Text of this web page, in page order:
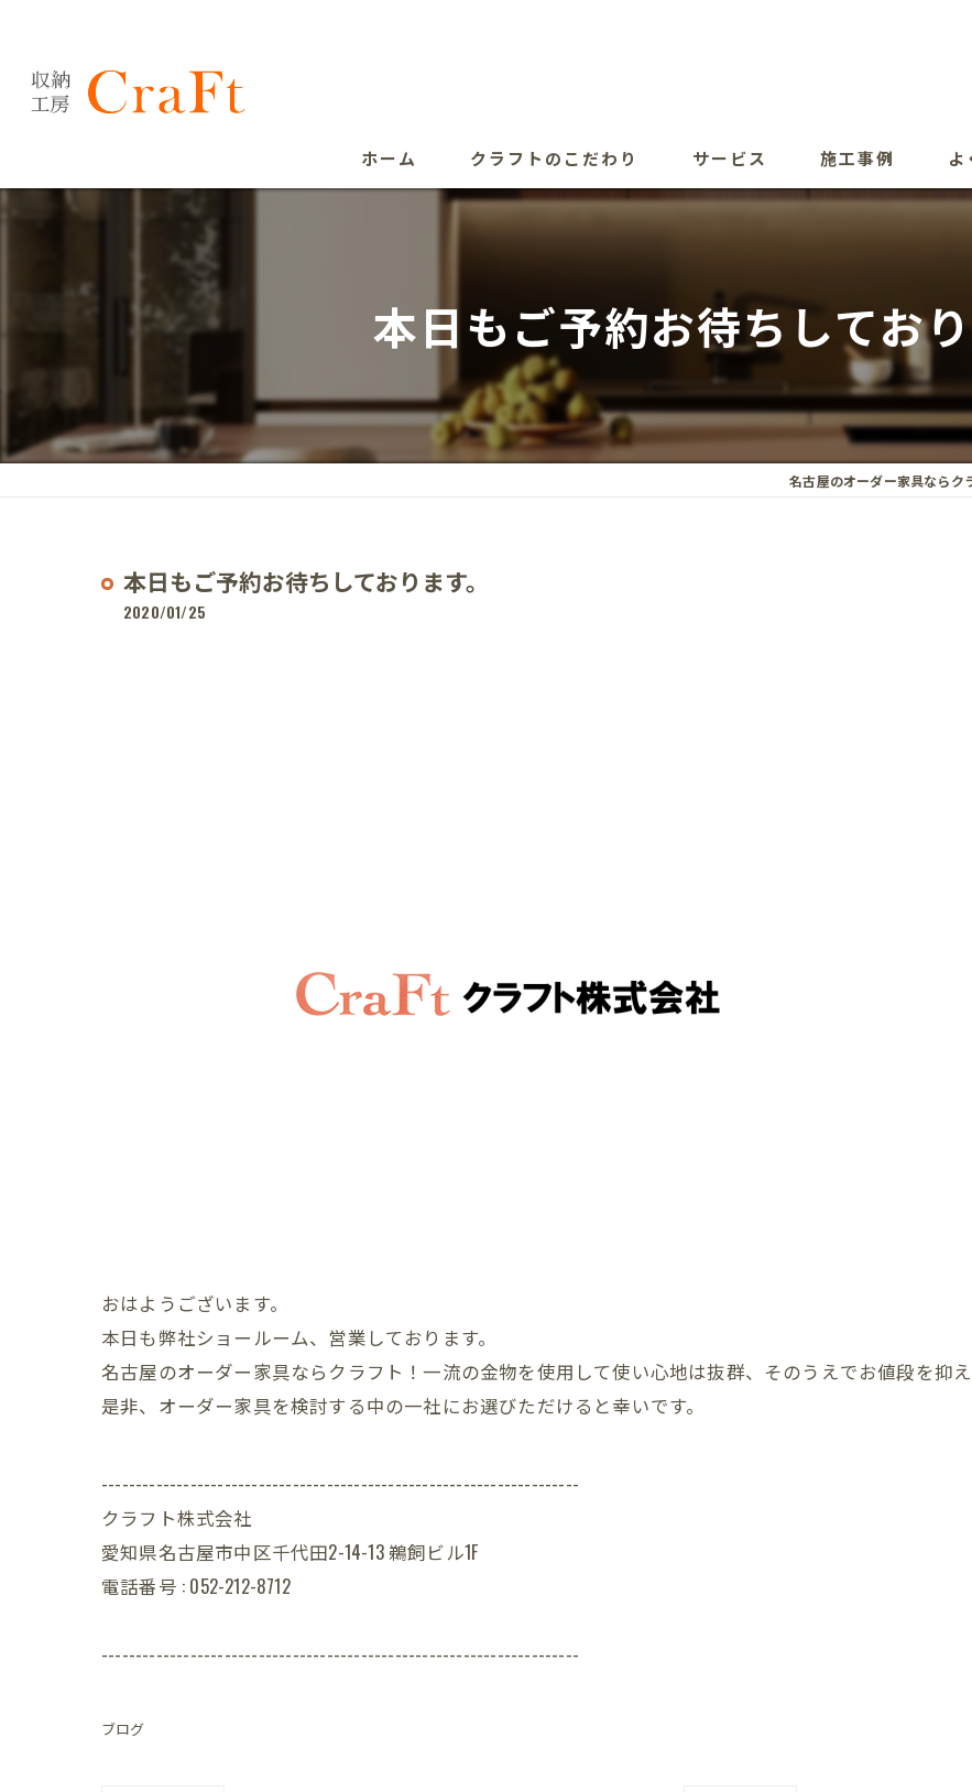
ホーム クラフトのこだわり サービス 施工事例 よ
本日もご予約お待ちしてお
名古屋のオーダー家具ならク
本日もご予約お待ちしております。
2020/01/25
おはようございます。
本日も弊社ショールーム、営業しております。
名古屋のオーダー家具ならクラフト！一流の金物を使用して使い心地は抜群、そのうえでお値段を抑
是非、オーダー家具を検討する中の一社にお選びただけると幸いです。
----------------------------------------------------------------------
クラフト株式会社
愛知県名古屋市中区千代田2-14-13 鵜飼ビル1F
電話番号 : 052-212-8712
----------------------------------------------------------------------
ブログ